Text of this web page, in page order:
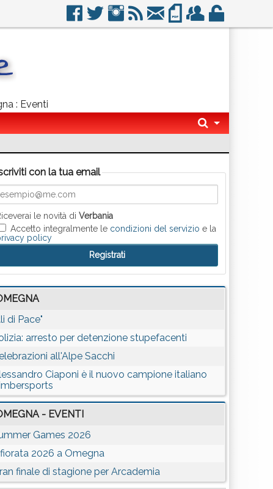
: Eventi
con la tua email
le novità diVerbania
Accetto integralmente le condizioni del servizio e la
policy
di Pace"
arresto per detenzione stupefacenti
all'Alpe Sacchi
Ciaponi è il nuovo campione italiano
- EVENTI
Games 2026
2026 a Omegna
finale di stagione per Arcademia